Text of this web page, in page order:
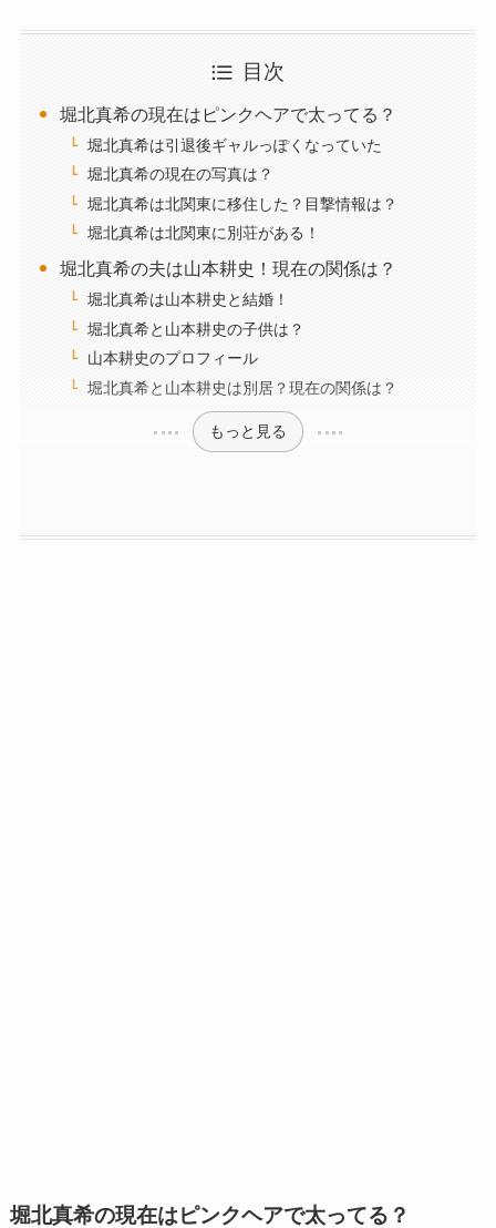
目次
堀北真希の現在はピンクヘアで太ってる？
堀北真希は引退後ギャルっぽくなっていた
堀北真希の現在の写真は？
堀北真希は北関東に移住した？目撃情報は？
堀北真希は北関東に別荘がある！
堀北真希の夫は山本耕史！現在の関係は？
堀北真希は山本耕史と結婚！
堀北真希と山本耕史の子供は？
山本耕史のプロフィール
堀北真希と山本耕史は別居？現在の関係は？
もっと見る
堀北真希の現在はピンクヘアで太ってる？